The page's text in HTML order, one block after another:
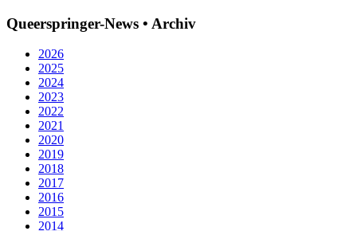
Queerspringer-News • Archiv
2026
2025
2024
2023
2022
2021
2020
2019
2018
2017
2016
2015
2014